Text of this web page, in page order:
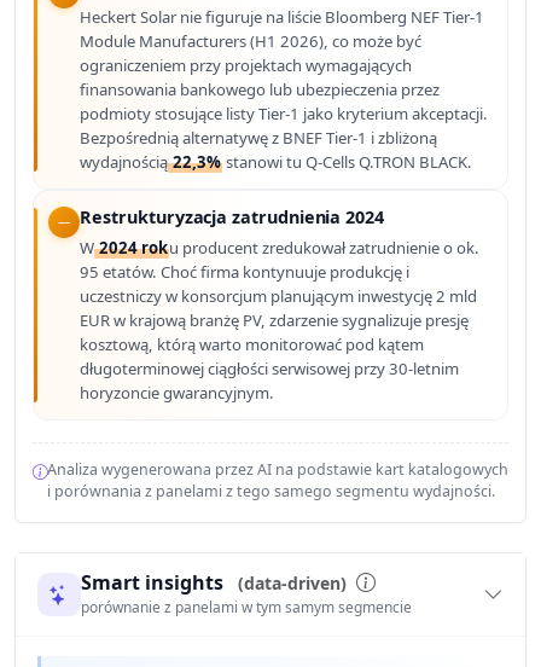
Heckert Solar nie figuruje na liście Bloomberg NEF Tier-1
Module Manufacturers (H1 2026), co może być
ograniczeniem przy projektach wymagających
finansowania bankowego lub ubezpieczenia przez
podmioty stosujące listy Tier-1 jako kryterium akceptacji.
Bezpośrednią alternatywę z BNEF Tier-1 i zbliżoną
wydajnością22,3% stanowi tu Q-Cells Q.TRON BLACK.
Restrukturyzacja zatrudnienia 2024
W2024 roku producent zredukował zatrudnienie o ok.
95 etatów. Choć firma kontynuuje produkcję i
uczestniczy w konsorcjum planującym inwestycję 2 mld
EUR w krajową branżę PV, zdarzenie sygnalizuje presję
kosztową, którą warto monitorować pod kątem
długoterminowej ciągłości serwisowej przy 30-letnim
horyzoncie gwarancyjnym.
Analiza wygenerowana przez AI na podstawie kart katalogowych
i porównania z panelami z tego samego segmentu wydajności.
Smart insights (data-driven)
porównanie z panelami w tym samym segmencie